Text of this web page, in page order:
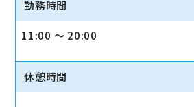
勤務時間
11:00 〜 20:00
休憩時間